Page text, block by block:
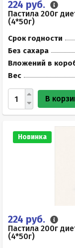
224 руб.
Пастила 200г
(4*50г)
Срок годности
Без сахара
Вложений в
Вес
В
Новинка
224 руб.
Пастила 200г
(4*50г)